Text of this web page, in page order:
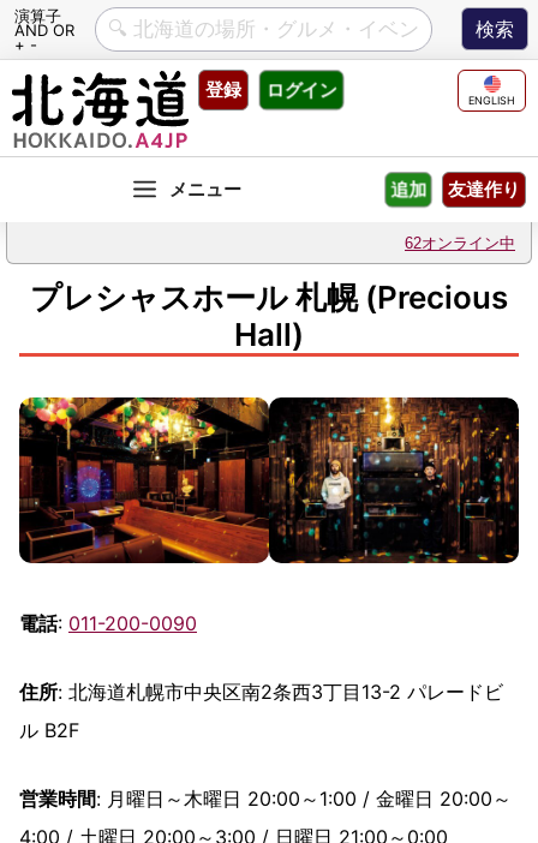
演算子
AND OR
+ -
Skip
content
登録 ログイン ENGLISH
友達作り
追加
62オンライン中
プレシャスホール 札幌 (Precious
Hall)
電話: 011-200-0090
住所: 北海道札幌市中央区南2条西3丁目13-2 パレードビ
ル B2F
営業時間: 月曜日～木曜日 20:00～1:00 / 金曜日 20:00～
4:00 / 土曜日 20:00～3:00 / 日曜日 21:00～0:00